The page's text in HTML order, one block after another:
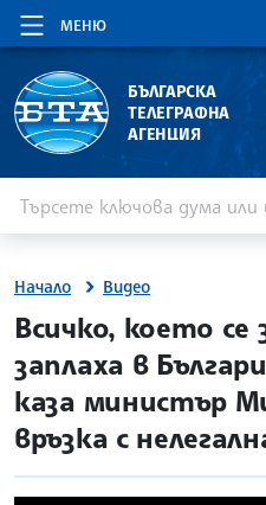
МЕНЮ
БЪЛГАРСКА
ТЕЛЕГРАФНА
АГЕНЦИЯ
Начало Видео
Всичко, което се
заплаха в
каза министър
връзка с